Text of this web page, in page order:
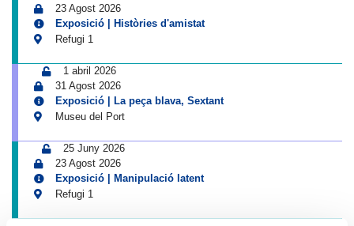
23 Agost 2026
Exposició | Històries d'amistat
Refugi 1
1 abril 2026
31 Agost 2026
Exposició | La peça blava, Sextant
Museu del Port
25 Juny 2026
23 Agost 2026
Exposició | Manipulació latent
Refugi 1